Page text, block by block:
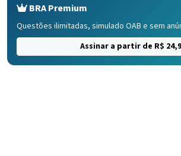
BRA Premium
Questões ilimitadas, simulado OAB e sem
Assinar a partir de R$